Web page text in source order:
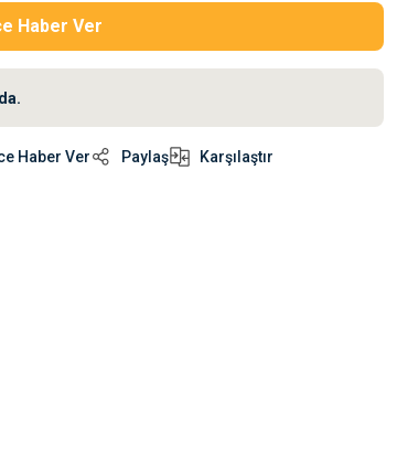
Haber Ver
Haber Ver Paylaş Karşılaştır